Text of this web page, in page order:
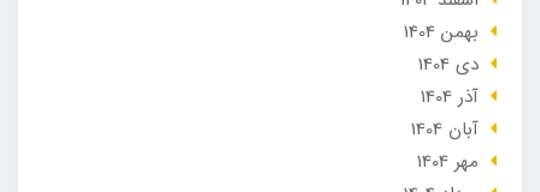
بهمن 1404
دی 1404
آذر 1404
آبان 1404
مهر 1404